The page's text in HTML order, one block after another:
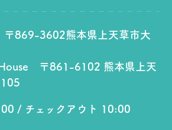
3602熊本県上天草市大
〒861-6102 熊本県上天
/ チェックアウト 10:00